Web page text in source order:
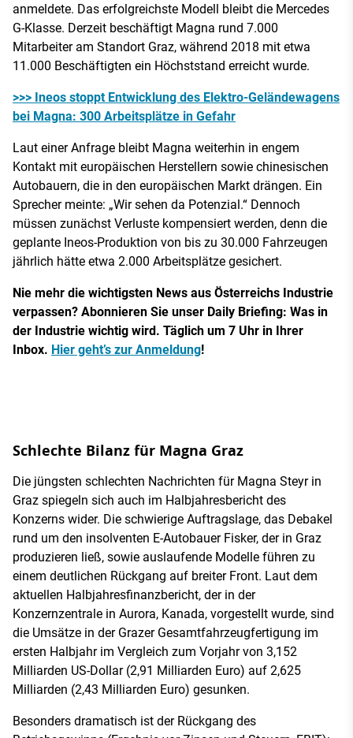
anmeldete. Das erfolgreichste Modell bleibt die Mercedes
G-Klasse. Derzeit beschäftigt Magna rund 7.000
Mitarbeiter am Standort Graz, während 2018 mit etwa
11.000 Beschäftigten ein Höchststand erreicht wurde.
>>> Ineos stoppt Entwicklung des Elektro-Geländewagens
bei Magna: 300 Arbeitsplätze in Gefahr
Laut einer Anfrage bleibt Magna weiterhin in engem
Kontakt mit europäischen Herstellern sowie chinesischen
Autobauern, die in den europäischen Markt drängen. Ein
Sprecher meinte: „Wir sehen da Potenzial.“ Dennoch
müssen zunächst Verluste kompensiert werden, denn die
geplante Ineos-Produktion von bis zu 30.000 Fahrzeugen
jährlich hätte etwa 2.000 Arbeitsplätze gesichert.
Nie mehr die wichtigsten News aus Österreichs Industrie
verpassen? Abonnieren Sie unser Daily Briefing: Was in
der Industrie wichtig wird. Täglich um 7 Uhr in Ihrer
Inbox. Hier geht’s zur Anmeldung!
Schlechte Bilanz für Magna Graz
Die jüngsten schlechten Nachrichten für Magna Steyr in
Graz spiegeln sich auch im Halbjahresbericht des
Konzerns wider. Die schwierige Auftragslage, das Debakel
rund um den insolventen E-Autobauer Fisker, der in Graz
produzieren ließ, sowie auslaufende Modelle führen zu
einem deutlichen Rückgang auf breiter Front. Laut dem
aktuellen Halbjahresfinanzbericht, der in der
Konzernzentrale in Aurora, Kanada, vorgestellt wurde, sind
die Umsätze in der Grazer Gesamtfahrzeugfertigung im
ersten Halbjahr im Vergleich zum Vorjahr von 3,152
Milliarden US-Dollar (2,91 Milliarden Euro) auf 2,625
Milliarden (2,43 Milliarden Euro) gesunken.
Besonders dramatisch ist der Rückgang des